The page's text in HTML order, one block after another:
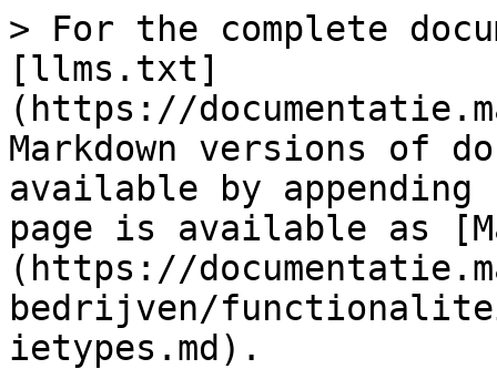
> For the complete
[llms.txt]
(https://
Markdown versions of
available by
page is available as
(https://
bedrijven/
ietypes.md).